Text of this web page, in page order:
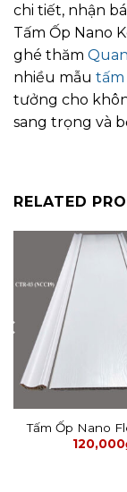
chi tiết, nhận
Tấm Ốp Nano
ghé thăm
nhiều mẫu tấm
tưởng cho
sang trọng và
RELATED
Tấm Ốp Nano
120,000